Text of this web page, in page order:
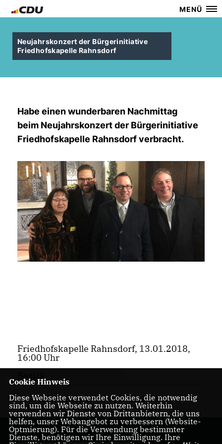
MENÜ
Neujahrskonzert der Bürgerinitiative
Friedhofskapelle Rahnsdorf
Habe einen wunderbaren Nachmittag
beim Neujahrskonzert der Bürgerinitiative
Friedhofskapelle Rahnsdorf verbracht.
Friedhofskapelle Rahnsdorf, 13.01.2018,
16:00 Uhr
RELIGION,SANIERUNG,RAHNSDORF
Cookie Hinweis
Diese Webseite verwendet Cookies, die notwendig
sind, um die Webseite zu nutzen. Weiterhin
verwenden wir Dienste von Drittanbietern, die uns
helfen, unser Webangebot zu verbessern (Website-
Optmierung). Für die Verwendung bestimmter
Dienste, benötigen wir Ihre Einwilligung. Ihre